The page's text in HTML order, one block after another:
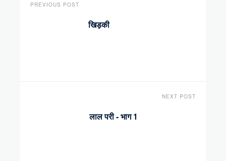
PREVIOUS POST
खिड़की
NEXT POST
लाल परी - भाग 1